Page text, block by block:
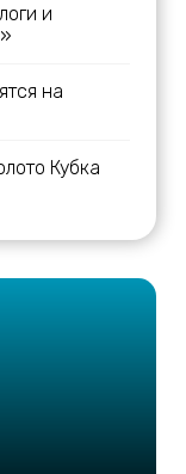
и
на
Кубка